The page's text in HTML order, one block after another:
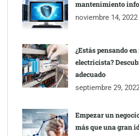
Gestoría Online reduce a unas horas el
mantenimiento
noviembre 14, 2022
¿Estás pensando
electricista?
adecuado
septiembre 29,
Empezar un
más que una gran